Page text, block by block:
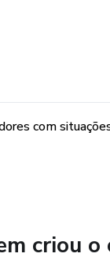
com
criou